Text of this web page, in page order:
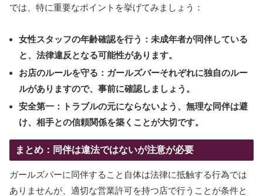
では、特に重要なポイントを挙げてみましょう：
女性スタッフの年齢確認を行う：未成年者が同伴している
と、法律違反となる可能性があります。
お店のルールを守る：ガールズバーそれぞれに独自のルー
ルがありますので、事前に確認しましょう。
安全第一：トラブルの元にならないよう、無理な同伴は避
け、相手との信頼関係を築くことが大切です。
まとめ：同伴は違法ではないが注意が必要
ガールズバーに同伴すること自体は法律に抵触する行為では
ありませんが、適切な営業許可を持つ店で行うことが条件と